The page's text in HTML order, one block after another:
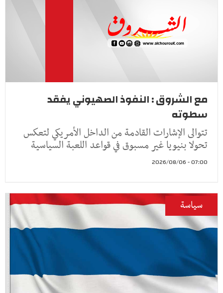
مع الشروق : النفوذ الصهيوني يفقد
سطوته
تتوالى الإشارات القادمة من الداخل الأمريكي لتعكس
تحولا بنيويا غير مسبوق في قواعد اللعبة السياسية
07:00 - 2026/08/06
سياسة